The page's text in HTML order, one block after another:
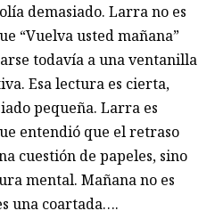
demasiado. Larra no es
“Vuelva usted mañana”
todavía a una ventanilla
Esa lectura es cierta,
pequeña. Larra es
entendió que el retraso
cuestión de papeles, sino
mental. Mañana no es
una coartada….